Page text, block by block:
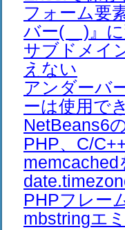
フォーム要
バー( _ )』
サブドメイ
えない
アンダーバ
ーは使用で
NetBeans6
PHP、C/
PHPフレー
mbstringエ